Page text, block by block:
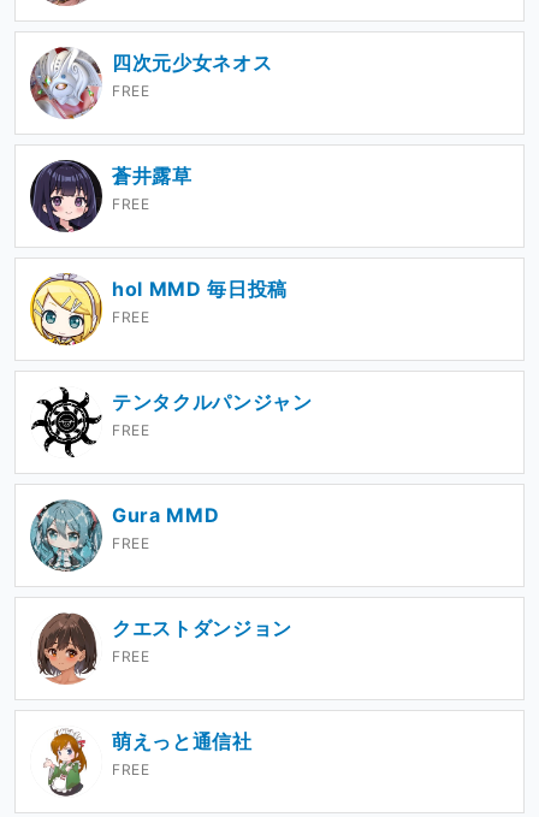
四次元少女ネオス
FREE
蒼井露草
FREE
hol MMD 毎日投稿
FREE
テンタクルパンジャン
FREE
Gura MMD
FREE
クエストダンジョン
FREE
萌えっと通信社
FREE